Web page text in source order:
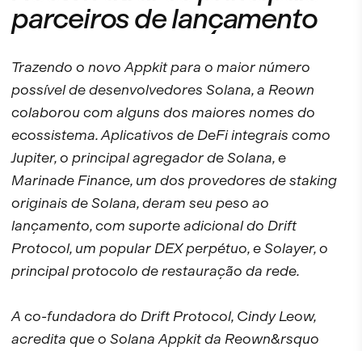
parceiros de lançamento
Trazendo o novo Appkit para o maior número
possível de desenvolvedores Solana, a Reown
colaborou com alguns dos maiores nomes do
ecossistema. Aplicativos de DeFi integrais como
Jupiter, o principal agregador de Solana, e
Marinade Finance, um dos provedores de staking
originais de Solana, deram seu peso ao
lançamento, com suporte adicional do Drift
Protocol, um popular DEX perpétuo, e Solayer, o
principal protocolo de restauração da rede.
A co-fundadora do Drift Protocol, Cindy Leow,
acredita que o Solana Appkit da Reown&rsquo